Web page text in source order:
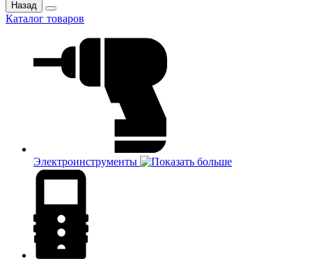
Назад
Каталог товаров
Электроинструменты